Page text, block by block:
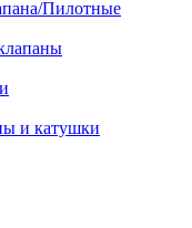
Пилотные
и катушки